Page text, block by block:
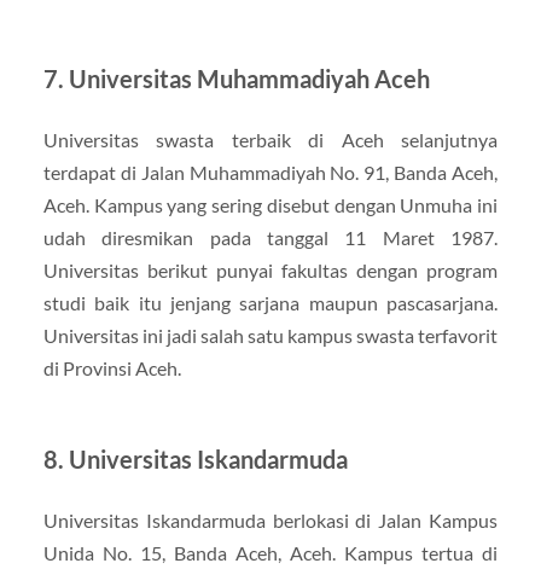
7. Universitas Muhammadiyah Aceh
Universitas swasta terbaik di Aceh selanjutnya
terdapat di Jalan Muhammadiyah No. 91, Banda Aceh,
Aceh. Kampus yang sering disebut dengan Unmuha ini
udah diresmikan pada tanggal 11 Maret 1987.
Universitas berikut punyai fakultas dengan program
studi baik itu jenjang sarjana maupun pascasarjana.
Universitas ini jadi salah satu kampus swasta terfavorit
di Provinsi Aceh.
8. Universitas Iskandarmuda
Universitas Iskandarmuda berlokasi di Jalan Kampus
Unida No. 15, Banda Aceh, Aceh. Kampus tertua di